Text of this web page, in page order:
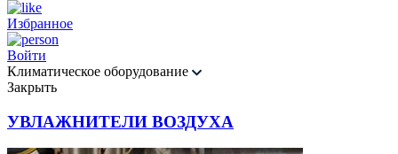
Избранное
Войти
Климатическое оборудование
Закрыть
УВЛАЖНИТЕЛИ ВОЗДУХА